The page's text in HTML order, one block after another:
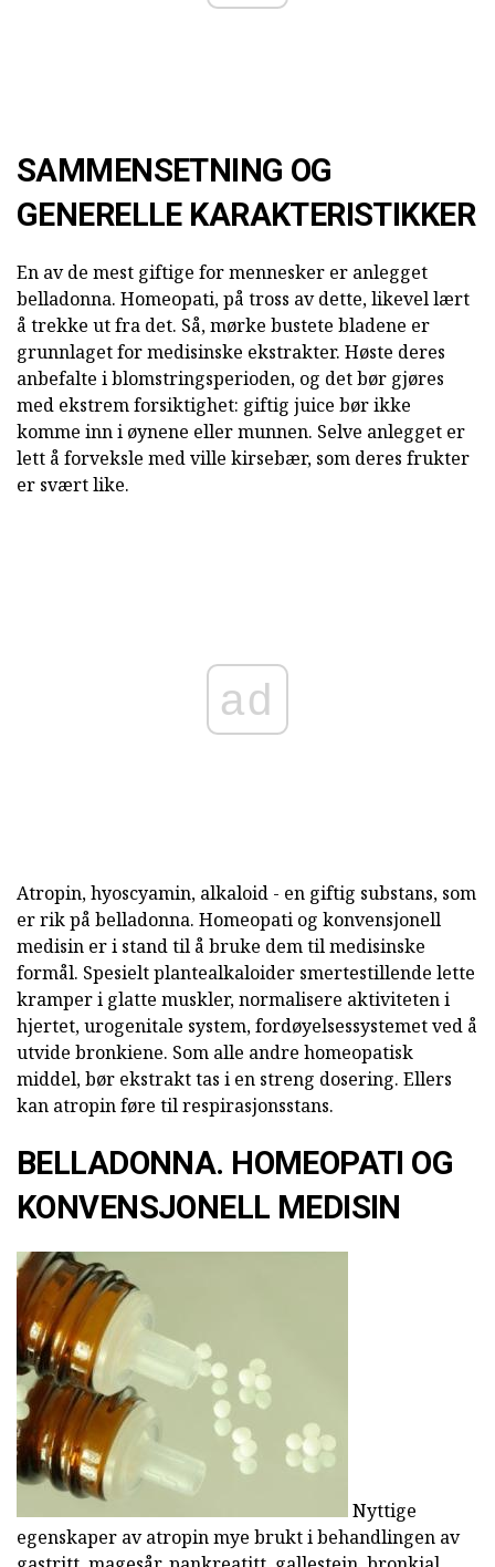
SAMMENSETNING OG
GENERELLE KARAKTERISTIKKER
En av de mest giftige for mennesker er anlegget
belladonna. Homeopati, på tross av dette, likevel lært
å trekke ut fra det. Så, mørke bustete bladene er
grunnlaget for medisinske ekstrakter. Høste deres
anbefalte i blomstringsperioden, og det bør gjøres
med ekstrem forsiktighet: giftig juice bør ikke
komme inn i øynene eller munnen. Selve anlegget er
lett å forveksle med ville kirsebær, som deres frukter
er svært like.
ad
Atropin, hyoscyamin, alkaloid - en giftig substans, som
er rik på belladonna. Homeopati og konvensjonell
medisin er i stand til å bruke dem til medisinske
formål. Spesielt plantealkaloider smertestillende lette
kramper i glatte muskler, normalisere aktiviteten i
hjertet, urogenitale system, fordøyelsessystemet ved å
utvide bronkiene. Som alle andre homeopatisk
middel, bør ekstrakt tas i en streng dosering. Ellers
kan atropin føre til respirasjonsstans.
BELLADONNA. HOMEOPATI OG
KONVENSJONELL MEDISIN
Nyttige
egenskaper av atropin mye brukt i behandlingen av